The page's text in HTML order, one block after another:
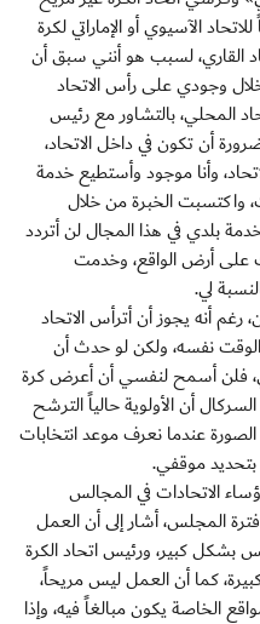
الآسيوي أو الإماراتي لكرة
القاري، لسبب هو أنني سبق أن
وجودي على رأس الاتحاد
المحلي، بالتشاور مع رئيس
أن تكون في داخل الاتحاد،
وأنا موجود وأستطيع خدمة
واكتسبت الخبرة من خلال
بلدي في هذا المجال لن أتردد
على أرض الواقع، وخدمت
لي.
أنه يجوز أن أترأس الاتحاد
الوقت نفسه، ولكن لو حدث أن
فلن أسمح لنفسي أن أعرض كرة
السركال أن الأولوية حالياً الترشح
عندما نعرف موعد انتخابات
بتحديد موقفي.
الاتحادات في المجالس
المجلس، أشار إلى أن العمل
بشكل كبير، ورئيس اتحاد الكرة
كما أن العمل ليس مريحاً،
الخاصة يكون مبالغاً فيه، وإذا